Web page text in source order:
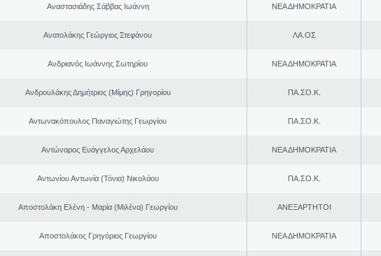
Αναστασιάδης Σάββας Ιωάννη ΝΕΑ ΔΗΜΟΚΡΑΤΙΑ
Ανατολάκης Γεώργιος Στεφάνου ΛΑ.ΟΣ
Ανδριανός Ιωάννης Σωτηρίου ΝΕΑ ΔΗΜΟΚΡΑΤΙΑ
Ανδρουλάκης Δημήτριος (Μίμης) Γρηγορίου ΠΑ.ΣΟ.Κ.
Αντωνακόπουλος Παναγιώτης Γεωργίου ΠΑ.ΣΟ.Κ.
Αντώναρος Ευάγγελος Αρχελάου ΝΕΑ ΔΗΜΟΚΡΑΤΙΑ
Αντωνίου Αντωνία (Τόνια) Νικολάου ΠΑ.ΣΟ.Κ.
Αποστολάκη Ελένη - Μαρία (Μιλένα) Γεωργίου ΑΝΕΞΑΡΤΗΤΟΙ
Αποστολάκος Γρηγόριος Γεωργίου ΝΕΑ ΔΗΜΟΚΡΑΤΙΑ